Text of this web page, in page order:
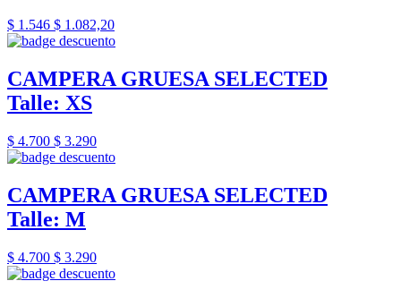
$ 1.546 $ 1.082,20
CAMPERA GRUESA SELECTED
Talle: XS
$ 4.700 $ 3.290
CAMPERA GRUESA SELECTED
Talle: M
$ 4.700 $ 3.290